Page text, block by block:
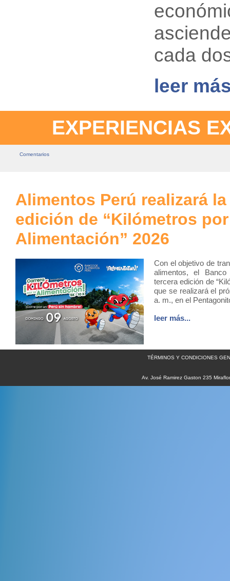
cada
leer
EXPERIENCIAS
Comentarios
Alimentos Perú realizará
edición de “Kilómetros
Alimentación” 2026
Con el objetivo de
alimentos, el
tercera edición de
que se realizará el
a. m., en el
leer más...
TÉRMINOS Y CONDICIONES
Av. José Ramirez Gaston 235